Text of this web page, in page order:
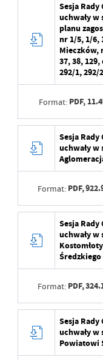
Data ostatniej
aktualizacji
Ostatnio
Wytworzył
Data
Opublikował
aktualizacji
Sesja
uchwały
planu
nr 1/5, 1/6,
Mieczków,
37, 38,
292/1, 292/
Format: PDF,
Wytworzył
Data ostatniej
aktualizacji
Ostatnio
Sesja
uchwały
Format: PDF,
Wytworzył
Data
Opublikował
Data ostatniej
aktualizacji
Ostatnio
Sesja
uchwały w
Średzkiego
Format: PDF,
Wytworzył
Sesja
uchwały
Powiatowi